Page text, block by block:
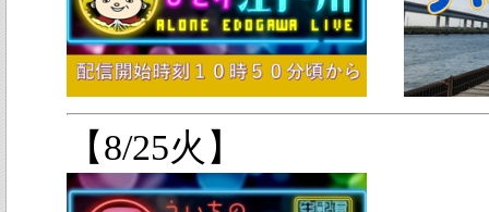
【8/25火】